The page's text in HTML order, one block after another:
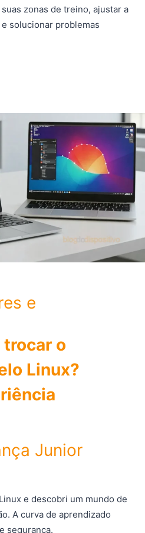
zonas de treino, ajustar a
solucionar problemas
e
trocar o
Linux?
Junior
e descobri um mundo de
A curva de aprendizado
segurança.